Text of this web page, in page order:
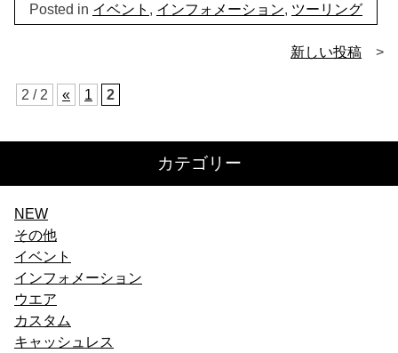
Posted in イベント , インフォメーション, ツーリング
稿
ゲ
ー
シ
ョ
ン
新しい投稿
2 / 2 « 1 2
カテゴリー
NEW
その他
イベント
インフォメーション
ウエア
カスタム
キャッシュレス